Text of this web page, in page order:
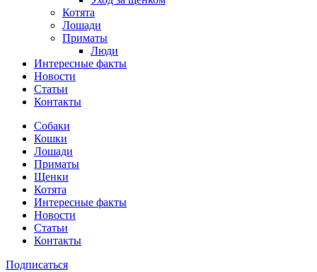
Котята
Лошади
Приматы
Люди
Интересные факты
Новости
Статьи
Контакты
Собаки
Кошки
Лошади
Приматы
Щенки
Котята
Интересные факты
Новости
Статьи
Контакты
Подписаться